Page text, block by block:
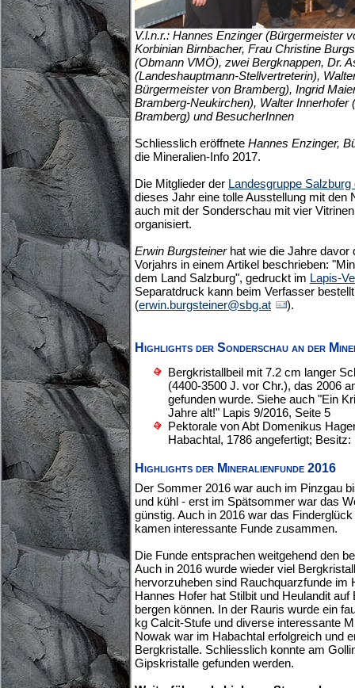
V.l.n.r.: Hannes Enzinger (Bürgermeister
Korbinian Birnbacher, Frau Christine
(Obmann VMÖ), zwei Bergknappen, Dr.
(Landeshauptmann-Stellvertreterin),
Bürgermeister von Bramberg), Ingrid
Bramberg-Neukirchen), Walter Innerhofer
Bramberg) und BesucherInnen
Schliesslich eröffnete Hannes Enzinger,
die Mineralien-Info 2017.
Die Mitglieder der Landesgruppe
dieses Jahr eine tolle Ausstellung mit den
auch mit der Sonderschau mit vier
organisiert.
Erwin Burgsteinerhat wie die Jahre davor
Vorjahrs in einem Artikel beschrieben:
dem Land Salzburg", gedruckt im Lapis-
Separatdruck kann beim Verfasser
(erwin.burgsteiner@sbg.at ).
Highlights der Sonderschau an der
Bergkristallbeil mit 7.2 cm langer
(4400-3500 J. vor Chr.), das 2006
gefunden wurde. Siehe auch "Ein
Jahre alt!" Lapis 9/2016, Seite 5
Pektorale von Abt Domenikus
Habachtal, 1786 angefertigt;
Highlights der Mineralienfunde 2016
Der Sommer 2016 war auch im Pinzgau
und kühl - erst im Spätsommer war das
günstig. Auch in 2016 war das
kamen interessante Funde zusammen.
Die Funde entsprachen weitgehend den
Auch in 2016 wurde wieder viel
hervorzuheben sind Rauchquarzfunde im
Hannes Hofer hat Stilbit und Heulandit
bergen können. In der Rauris wurde ein
kg Calcit-Stufe und diverse interessante
Nowak war im Habachtal erfolgreich und
Bergkristalle. Schliesslich konnte am
Gipskristalle gefunden werden.